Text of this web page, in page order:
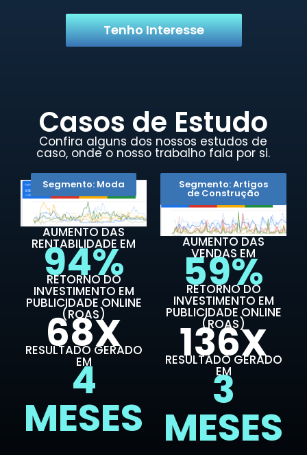
Tenho Interesse
Casos de Estudo
Confira alguns dos nossos estudos de
caso, onde o nosso trabalho fala por si.
Segmento: Moda
AUMENTO DAS
RENTABILIDADE EM
94%
RETORNO DO
INVESTIMENTO EM
PUBLICIDADE ONLINE
(ROAS)
68X
RESULTADO GERADO
EM
4
MESES
Segmento: Artigos
de Construção
AUMENTO DAS
VENDAS EM
59%
RETORNO DO
INVESTIMENTO EM
PUBLICIDADE ONLINE
(ROAS)
136X
RESULTADO GERADO
EM
3
MESES